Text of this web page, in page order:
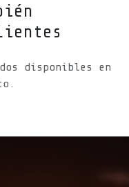
disponibles en